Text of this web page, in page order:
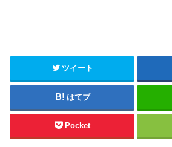
ツイート
はてブ
Pocket